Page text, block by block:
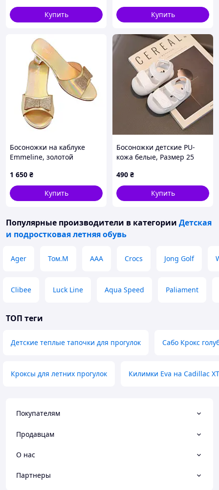
Купить
Купить
Босоножки на каблуке
Emmeline, золотой
1 650 ₴
Купить
Босоножки детские PU-
кожа белые, Размер 25
490 ₴
Купить
Популярные производители в категории Детская
и подростковая летняя обувь
Ager Том.М ААА Crocs Jong Golf
Clibee Luck Line Aqua Speed Paliament
ТОП теги
Детские теплые тапочки для прогулок Сабо Крокс
Кроксы для летних прогулок Килимки Eva на Cadillac
Покупателям
Продавцам
О нас
Партнеры